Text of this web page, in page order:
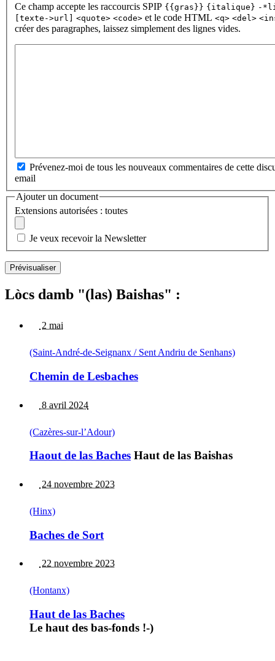
Ce champ accepte les raccourcis SPIP {{gras}} {italique} -
[texte->url] <quote> <code> et le code HTML <q> <del>
créer des paragraphes, laissez simplement des lignes vides.
Prévenez-moi de tous les nouveaux commentaires de cette
email
Ajouter un document
Extensions autorisées : toutes
Je veux recevoir la Newsletter
Lòcs damb "(las) Baishas" :
2 mai
(Saint-André-de-Seignanx / Sent Andriu de Senhans)
Chemin de Lesbaches
8 avril 2024
(Cazères-sur-l’Adour)
Haout de las Baches Haut de las Baishas
24 novembre 2023
(Hinx)
Baches de Sort
22 novembre 2023
(Hontanx)
Haut de las Baches
Le haut des bas-fonds !-)